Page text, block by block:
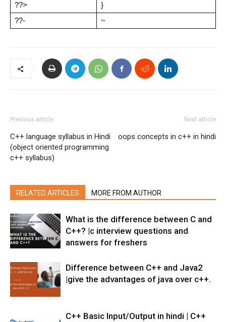
??>
}
??-
~
Previous article
C++ language syllabus in Hindi
(object oriented programming
c++ syllabus)
Next article
oops concepts in c++ in hindi
RELATED ARTICLES MORE FROM AUTHOR
What is the difference between C and
C++? |c interview questions and
answers for freshers
Difference between C++ and Java2
|give the advantages of java over c++.
C++ Basic Input/Output in hindi | C++